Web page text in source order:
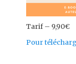
Tarif – 9,90€
Pour